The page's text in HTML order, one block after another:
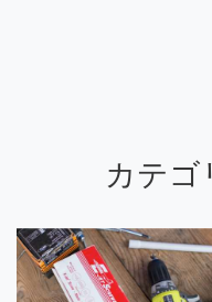
カテゴ